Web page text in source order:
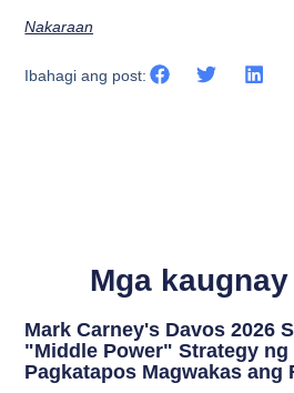
Nakaraan
Ibahagi ang post:
Mga
Mark Carney's Davos 2026
"Middle Power" Strategy ng
Pagkatapos Magwakas ang